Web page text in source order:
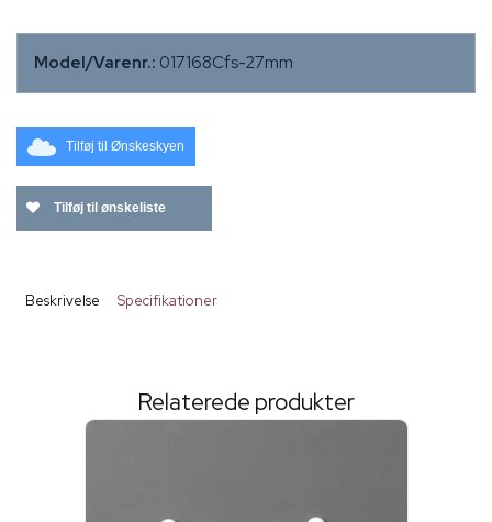
Model/Varenr.: 017168Cfs-27mm
Tilføj til Ønskeskyen
Tilføj til ønskeliste
Beskrivelse Specifikationer
Relaterede produkter